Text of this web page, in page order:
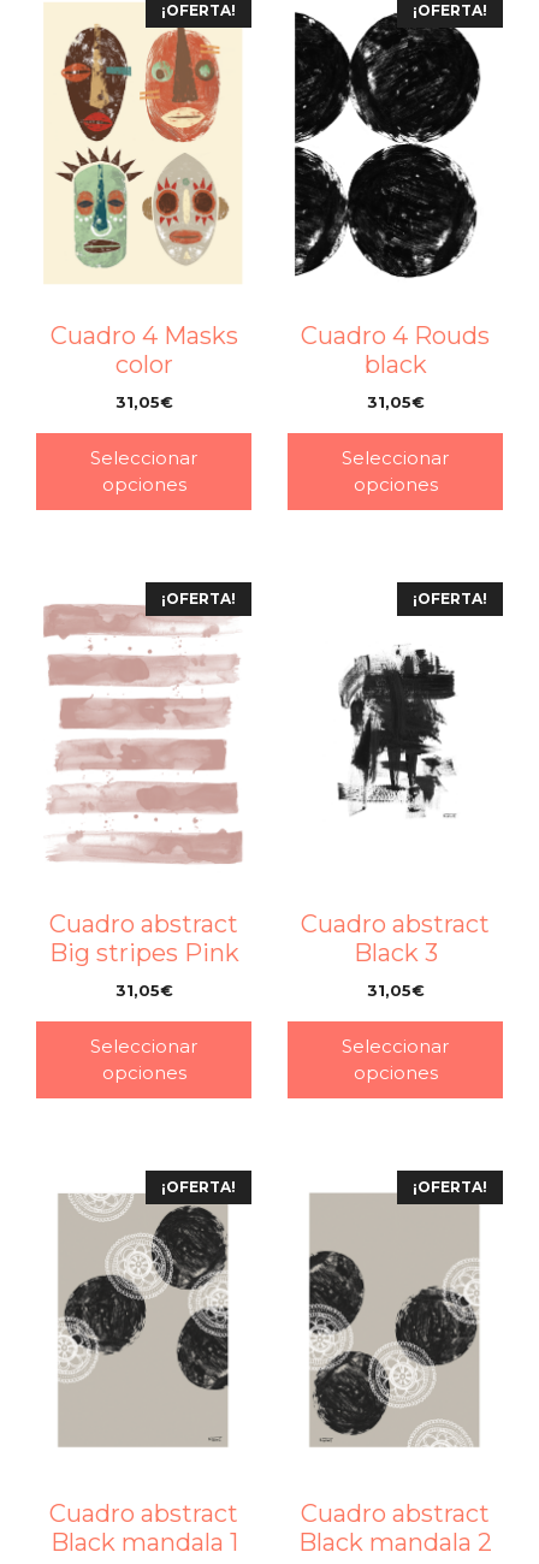
¡OFERTA!
Cuadro 4 Masks
color
31,05€
Seleccionar
opciones
¡OFERTA!
Cuadro 4 Rouds
black
31,05€
Seleccionar
opciones
¡OFERTA!
Cuadro abstract
Big stripes Pink
31,05€
Seleccionar
opciones
¡OFERTA!
Cuadro abstract
Black 3
31,05€
Seleccionar
opciones
¡OFERTA!
Cuadro abstract
Black mandala 1
¡OFERTA!
Cuadro abstract
Black mandala 2